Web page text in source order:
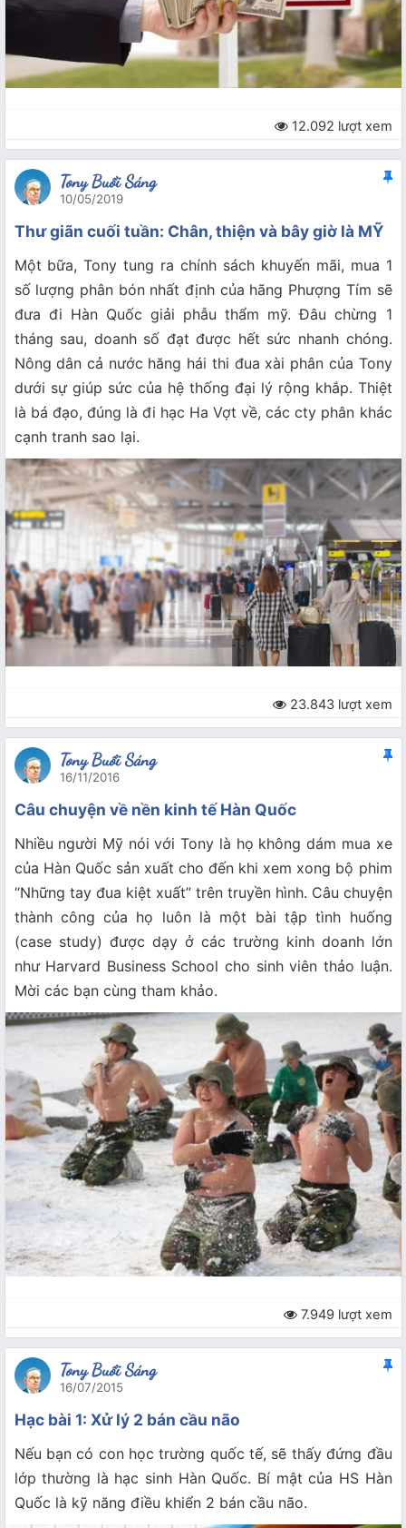
12.092 lượt xem
Tony Buổi Sáng
10/05/2019
Thư giãn cuối tuần: Chân, thiện và bây giờ là MỸ
Một bữa, Tony tung ra chính sách khuyến mãi, mua 1
số lượng phân bón nhất định của hãng Phượng Tím sẽ
đưa đi Hàn Quốc giải phẫu thẩm mỹ. Đâu chừng 1
tháng sau, doanh số đạt được hết sức nhanh chóng.
Nông dân cả nước hăng hái thi đua xài phân của Tony
dưới sự giúp sức của hệ thống đại lý rộng khắp. Thiệt
là bá đạo, đúng là đi hạc Ha Vợt về, các cty phân khác
cạnh tranh sao lại.
23.843 lượt xem
Tony Buổi Sáng
16/11/2016
Câu chuyện về nền kinh tế Hàn Quốc
Nhiều người Mỹ nói với Tony là họ không dám mua xe
của Hàn Quốc sản xuất cho đến khi xem xong bộ phim
“Những tay đua kiệt xuất” trên truyền hình. Câu chuyện
thành công của họ luôn là một bài tập tình huống
(case study) được dạy ở các trường kinh doanh lớn
như Harvard Business School cho sinh viên thảo luận.
Mời các bạn cùng tham khảo.
7.949 lượt xem
Tony Buổi Sáng
16/07/2015
Hạc bài 1: Xử lý 2 bán cầu não
Nếu bạn có con học trường quốc tế, sẽ thấy đứng đầu
lớp thường là hạc sinh Hàn Quốc. Bí mật của HS Hàn
Quốc là kỹ năng điều khiển 2 bán cầu não.